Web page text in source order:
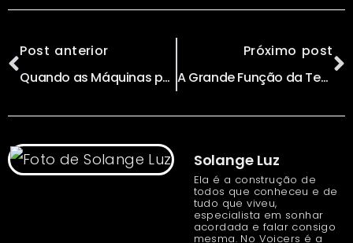
Post anterior
Quando as Máquinas por fim, nos libertarem das atividades de Máquinas, O QUE FAREMOS NÓS ENTÃO?
Próximo post
A Grande Função da Tecnologia é Eliminar os Intermediários
Solange Luz
Ela é a construção de
todos que conheceu e de
tudo que viveu,
especialista em sonhar
acordada e falar consigo
mesma. No Voicers é a